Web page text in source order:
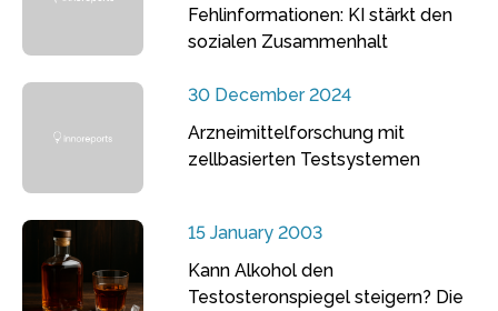
Fehlinformationen: KI stärkt den
sozialen Zusammenhalt
30 December 2024
Arzneimittelforschung mit
zellbasierten Testsystemen
15 January 2003
Kann Alkohol den
Testosteronspiegel steigern? Die